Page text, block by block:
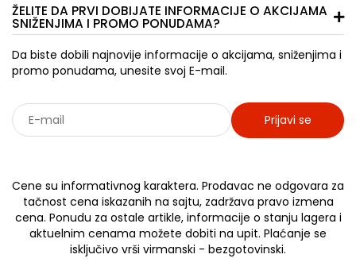
ŽELITE DA PRVI DOBIJATE INFORMACIJE O AKCIJAMA
SNIŽENJIMA I PROMO PONUDAMA?
Da biste dobili najnovije informacije o akcijama, sniženjima i
promo ponudama, unesite svoj E-mail.
Prijavi se
Cene su informativnog karaktera. Prodavac ne odgovara za
tačnost cena iskazanih na sajtu, zadržava pravo izmena
cena. Ponudu za ostale artikle, informacije o stanju lagera i
aktuelnim cenama možete dobiti na upit. Plaćanje se
isključivo vrši virmanski - bezgotovinski.